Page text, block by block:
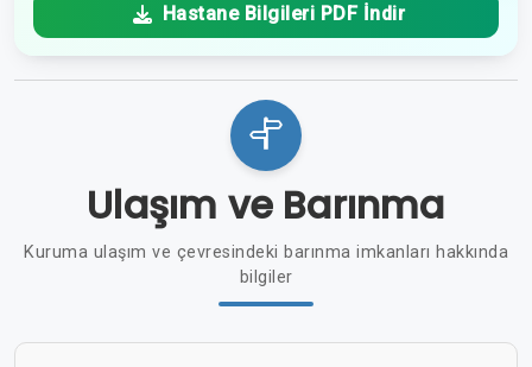
Hastane Bilgileri PDF İndir
Ulaşım ve Barınma
Kuruma ulaşım ve çevresindeki barınma imkanları hakkında
bilgiler